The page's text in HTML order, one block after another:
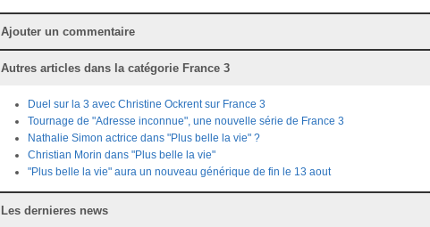
Ajouter un commentaire
Autres articles dans la catégorie France 3
Duel sur la 3 avec Christine Ockrent sur France 3
Tournage de "Adresse inconnue", une nouvelle série de France 3
Nathalie Simon actrice dans "Plus belle la vie" ?
Christian Morin dans "Plus belle la vie"
"Plus belle la vie" aura un nouveau générique de fin le 13 aout
Les dernieres news